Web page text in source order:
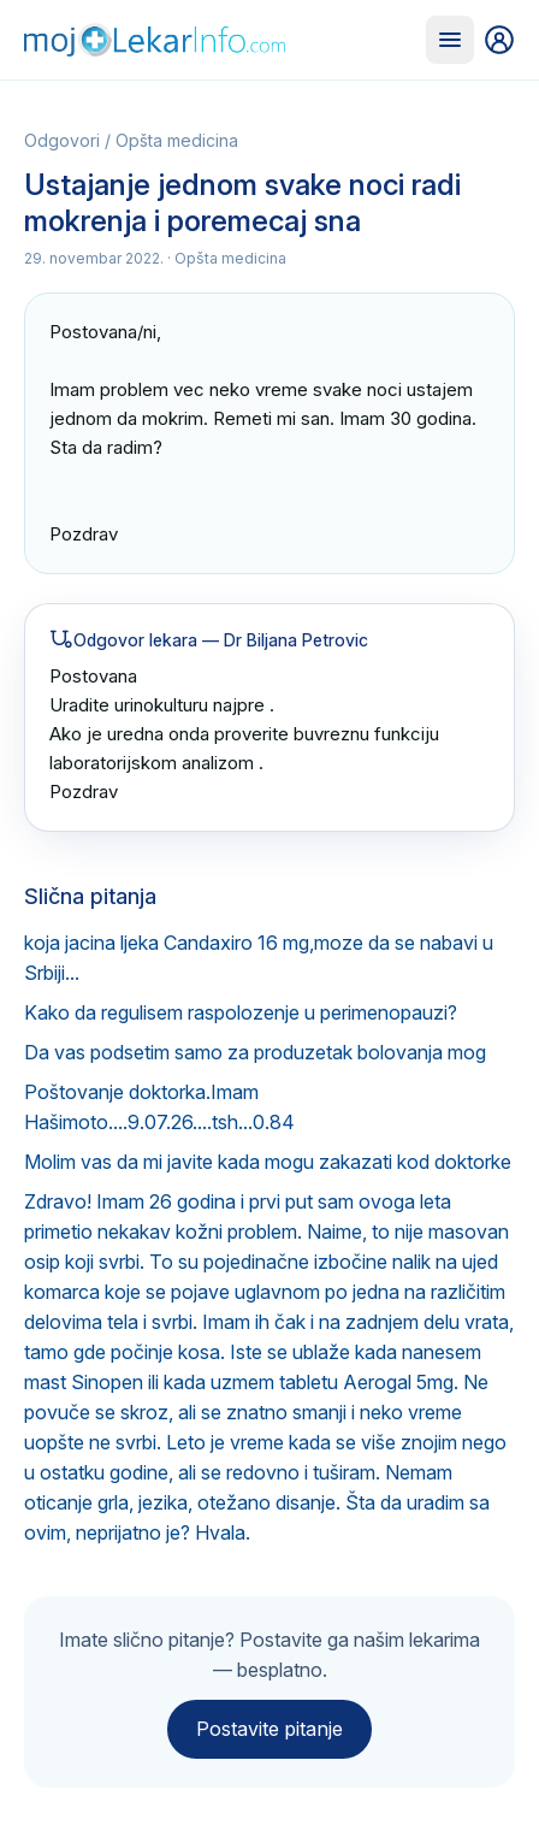
Odgovori / Opšta medicina
Ustajanje jednom svake noci radi
mokrenja i poremecaj sna
29. novembar 2022. · Opšta medicina
Postovana/ni,
Imam problem vec neko vreme svake noci ustajem
jednom da mokrim. Remeti mi san. Imam 30 godina.
Sta da radim?
Pozdrav
Odgovor lekara — Dr Biljana Petrovic
Postovana
Uradite urinokulturu najpre .
Ako je uredna onda proverite buvreznu funkciju
laboratorijskom analizom .
Pozdrav
Slična pitanja
koja jacina ljeka Candaxiro 16 mg,moze da se nabavi u
Srbiji...
Kako da regulisem raspolozenje u perimenopauzi?
Da vas podsetim samo za produzetak bolovanja mog
Poštovanje doktorka.Imam
Hašimoto....9.07.26....tsh...0.84
Molim vas da mi javite kada mogu zakazati kod doktorke
Zdravo! Imam 26 godina i prvi put sam ovoga leta
primetio nekakav kožni problem. Naime, to nije masovan
osip koji svrbi. To su pojedinačne izbočine nalik na ujed
komarca koje se pojave uglavnom po jedna na različitim
delovima tela i svrbi. Imam ih čak i na zadnjem delu vrata,
tamo gde počinje kosa. Iste se ublaže kada nanesem
mast Sinopen ili kada uzmem tabletu Aerogal 5mg. Ne
povuče se skroz, ali se znatno smanji i neko vreme
uopšte ne svrbi. Leto je vreme kada se više znojim nego
u ostatku godine, ali se redovno i tuširam. Nemam
oticanje grla, jezika, otežano disanje. Šta da uradim sa
ovim, neprijatno je? Hvala.
Imate slično pitanje? Postavite ga našim lekarima
— besplatno.
Postavite pitanje